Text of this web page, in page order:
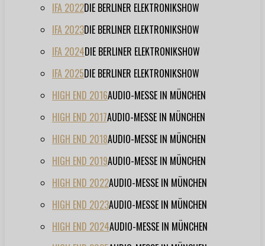
IFA 2022DIE BERLINER ELEKTRONIKSHOW
IFA 2023DIE BERLINER ELEKTRONIKSHOW
IFA 2024DIE BERLINER ELEKTRONIKSHOW
IFA 2025DIE BERLINER ELEKTRONIKSHOW
HIGH END 2016AUDIO-MESSE IN MÜNCHEN
HIGH END 2017AUDIO-MESSE IN MÜNCHEN
HIGH END 2018AUDIO-MESSE IN MÜNCHEN
HIGH END 2019AUDIO-MESSE IN MÜNCHEN
HIGH END 2022AUDIO-MESSE IN MÜNCHEN
HIGH END 2023AUDIO-MESSE IN MÜNCHEN
HIGH END 2024AUDIO-MESSE IN MÜNCHEN